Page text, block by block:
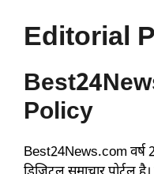
Editorial
Policy
Best24News.com वर्ष